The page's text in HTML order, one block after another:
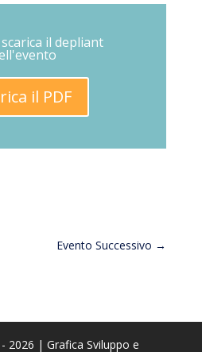
il depliant
il PDF
Evento Successivo →
2026 | Grafica Sviluppo e